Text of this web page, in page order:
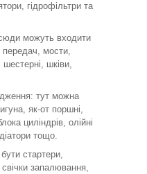
гідрофільтри та
сюди можуть входити
передач, мости,
шківи,
тут можна
як-от поршні,
циліндрів, олійні
тощо.
стартери,
запалювання,